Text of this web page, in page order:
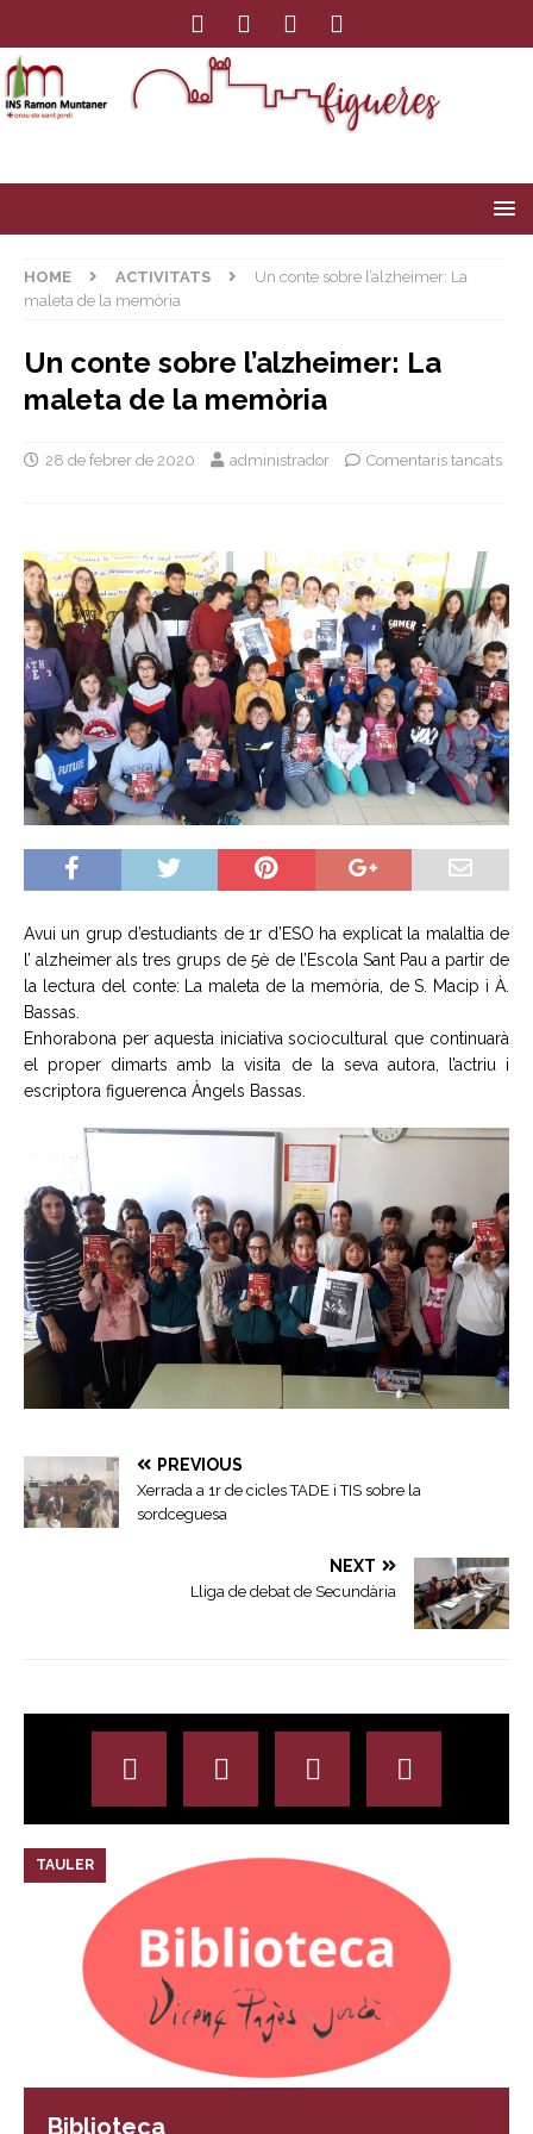
HOME ACTIVITATS
Un conte sobre l’alzheimer: La
maleta de la memòria
Un conte sobre l’alzheimer: La
maleta de la memòria
28 de febrer de 2020 administrador Comentaris tancats
Avui un grup d’estudiants de 1r d’ESO ha explicat la malaltia de
l’ alzheimer als tres grups de 5è de l’Escola Sant Pau a partir de
la lectura del conte: La maleta de la memòria, de S. Macip i À.
Bassas.
Enhorabona per aquesta iniciativa sociocultural que continuarà
el proper dimarts amb la visita de la seva autora, l’actriu i
escriptora figuerenca Àngels Bassas.
PREVIOUS
Xerrada a 1r de cicles TADE i TIS sobre la
sordceguesa
NEXT
Lliga de debat de Secundària
TAULER
Biblioteca